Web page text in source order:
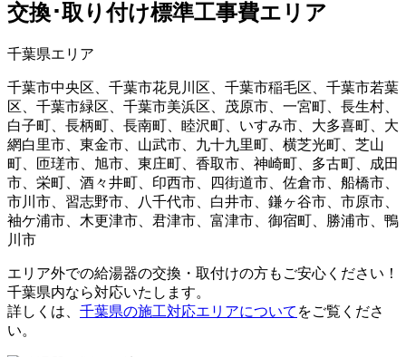
交換･取り付け標準工事費エリア
千葉県エリア
千葉市中央区、千葉市花見川区、千葉市稲毛区、千葉市若葉
区、千葉市緑区、千葉市美浜区、茂原市、一宮町、長生村、
白子町、長柄町、長南町、睦沢町、いすみ市、大多喜町、大
網白里市、東金市、山武市、九十九里町、横芝光町、芝山
町、匝瑳市、旭市、東庄町、香取市、神崎町、多古町、成田
市、栄町、酒々井町、印西市、四街道市、佐倉市、船橋市、
市川市、習志野市、八千代市、白井市、鎌ヶ谷市、市原市、
袖ケ浦市、木更津市、君津市、富津市、御宿町、勝浦市、鴨
川市
エリア外での給湯器の交換・取付けの方もご安心ください！
千葉県内なら対応いたします。
詳しくは、 千葉県の施工対応エリアについて をご覧くださ
い。